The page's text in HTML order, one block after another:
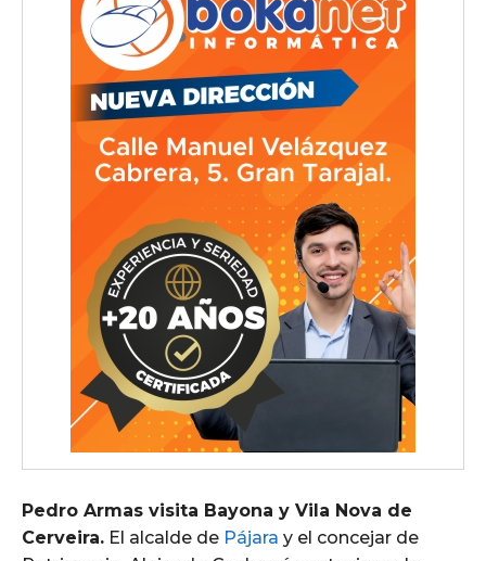
Pedro Armas visita Bayona y Vila Nova de
Cerveira. El alcalde de Pájara y el concejar de